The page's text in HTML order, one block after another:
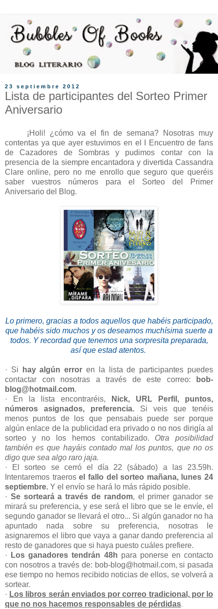
23 septiembre 2012
Lista de participantes del Sorteo Primer
Aniversario
¡Holi! ¿cómo va el fin de semana? Nosotras muy
contentas ya que ayer estuvimos en el I Encuentro de fans
de Cazadores de Sombras y pudimos contar con la
presencia de la siempre encantadora y divertida Cassandra
Clare online, pero no me enrollo que seguro que queréis
saber vuestros números para el Sorteo del Primer
Aniversario del Blog.
Lo primero, gracias a todos aquellos que habéis participado,
que habéis sido muchos y os deseamos muchísima suerte a
todos. Y recordad que tenemos una sorpresita preparada,
así que estad atentos.
· Si hay algún error en la lista de participantes puedes
contactar con nosotras a través de este correo:
bob-
blog@hotmail.com.
· En la lista encontraréis,
Nick, URL Perfil, puntos,
números asignados, preferencia. Si veis que tenéis
menos puntos de los que pensabais puede ser porque
algún enlace de la publicidad era privado o no nos dirigía al
sorteo y no los hemos contabilizado. Otra posibilidad
también es que hayáis contado mal los puntos, que no os
digo que sea algo raro jaja.
· El sorteo se cerró el día 22 (sábado) a las 23.59h.
Intentaremos traerosel fallo del sorteo mañana, lunes 24
septiembre. Y el envío se hará lo más rápido posible.
· Se sorteará a través de random, el primer ganador se
mirará su preferencia, y ese será el libro que se le envíe, el
segundo ganador se llevará el otro... Si algún ganador no ha
apuntado nada sobre su preferencia, nosotras le
asignaremos el libro que vaya a ganar dando preferencia al
resto de ganadores que si haya puesto cuáles prefiere.
·
Los ganadores tendrán 48h para ponerse en contacto
con nosotros a través de: bob-blog@hotmail.com, si pasada
ese tiempo no hemos recibido noticias de ellos, se volverá a
sortear.
· Los libros serán enviados por correo tradicional, por lo
que no nos hacemos responsables de pérdidas.